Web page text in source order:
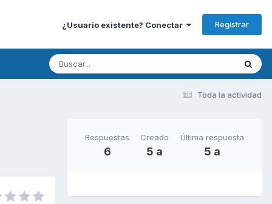
¿Usuario existente? Conectar Registrar
Toda la actividad
Respuestas
6
Creado
5 a
Última respuesta
5 a